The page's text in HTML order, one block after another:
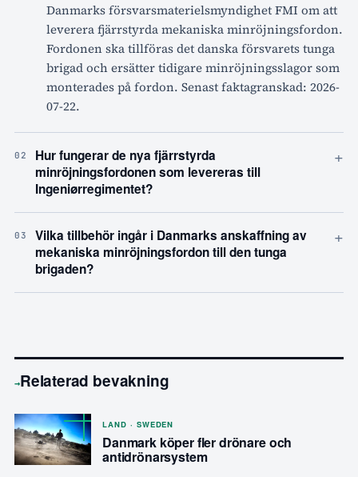
Danmarks försvarsmaterielsmyndighet FMI om att
leverera fjärrstyrda mekaniska minröjningsfordon.
Fordonen ska tillföras det danska försvarets tunga
brigad och ersätter tidigare minröjningsslagor som
monterades på fordon. Senast faktagranskad: 2026-
07-22.
02
Hur fungerar de nya fjärrstyrda
minröjningsfordonen som levereras till
Ingeniørregimentet?
+
03
Vilka tillbehör ingår i Danmarks anskaffning av
mekaniska minröjningsfordon till den tunga
brigaden?
+
→Relaterad bevakning
LAND · SWEDEN
Danmark köper fler drönare och
antidrönarsystem